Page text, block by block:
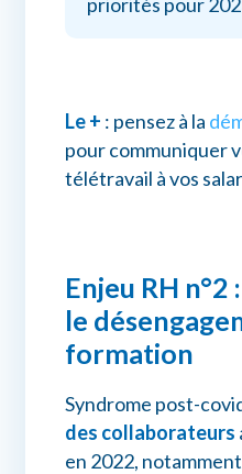
Le + : pensez à la
pour communiquer
télétravail à vos
Enjeu RH
le
formation
Syndrome post-
des collaborateurs
en 2022,